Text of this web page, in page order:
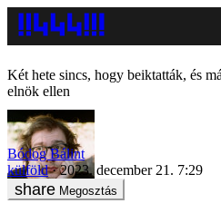
Két hete sincs, hogy beiktatták, és
elnök ellen
Bódog Bálint
külföld
2023. december 21. 7:29
Megosztás